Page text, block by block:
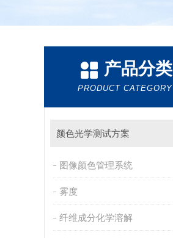
产品分类
PRODUCT CATEGORY
颜色光学测试方案
图像颜色管理系统
雾度
纤维成分化学溶解